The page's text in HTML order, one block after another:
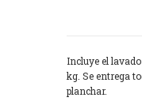
Incluye el
kg. Se entrega
planchar.